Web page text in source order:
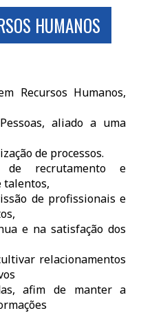
HUMANOS
Recursos Humanos,
aliado a uma
de processos.
de recrutamento e
talentos,
de profissionais e
e na satisfação dos
relacionamentos
afim de manter a